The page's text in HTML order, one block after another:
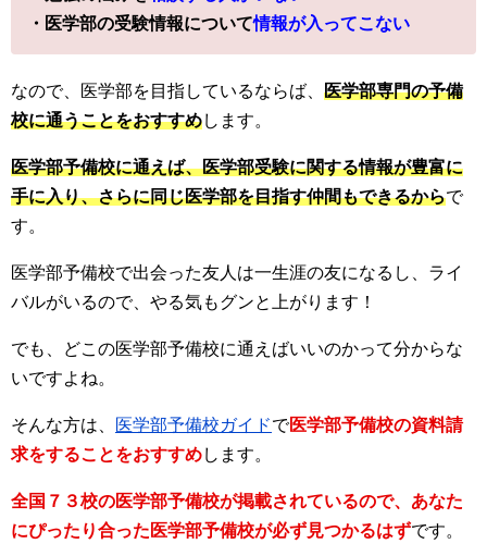
・医学部の受験情報について情報が入ってこない
なので、医学部を目指しているならば、 医学部専門の予備
校に通うことをおすすめします。
医学部予備校に通えば、医学部受験に関する情報が豊富に
手に入り、さらに同じ医学部を目指す仲間もできるからで
す。
医学部予備校で出会った友人は一生涯の友になるし、ライ
バルがいるので、やる気もグンと上がります！
でも、どこの医学部予備校に通えばいいのかって分からな
いですよね。
そんな方は、 医学部予備校ガイドで医学部予備校の資料請
求をすることをおすすめします。
全国７３校の医学部予備校が掲載されているので、あなた
にぴったり合った医学部予備校が必ず見つかるはずです。